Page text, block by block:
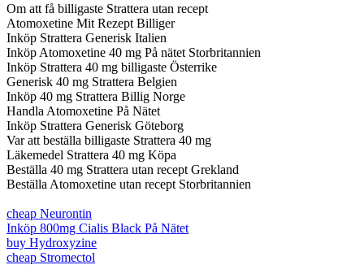
Om att få billigaste Strattera utan recept
Atomoxetine Mit Rezept Billiger
Inköp Strattera Generisk Italien
Inköp Atomoxetine 40 mg På nätet Storbritannien
Inköp Strattera 40 mg billigaste Österrike
Generisk 40 mg Strattera Belgien
Inköp 40 mg Strattera Billig Norge
Handla Atomoxetine På Nätet
Inköp Strattera Generisk Göteborg
Var att beställa billigaste Strattera 40 mg
Läkemedel Strattera 40 mg Köpa
Beställa 40 mg Strattera utan recept Grekland
Beställa Atomoxetine utan recept Storbritannien
cheap Neurontin
Inköp 800mg Cialis Black På Nätet
buy Hydroxyzine
cheap Stromectol